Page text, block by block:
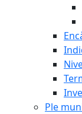
Ple